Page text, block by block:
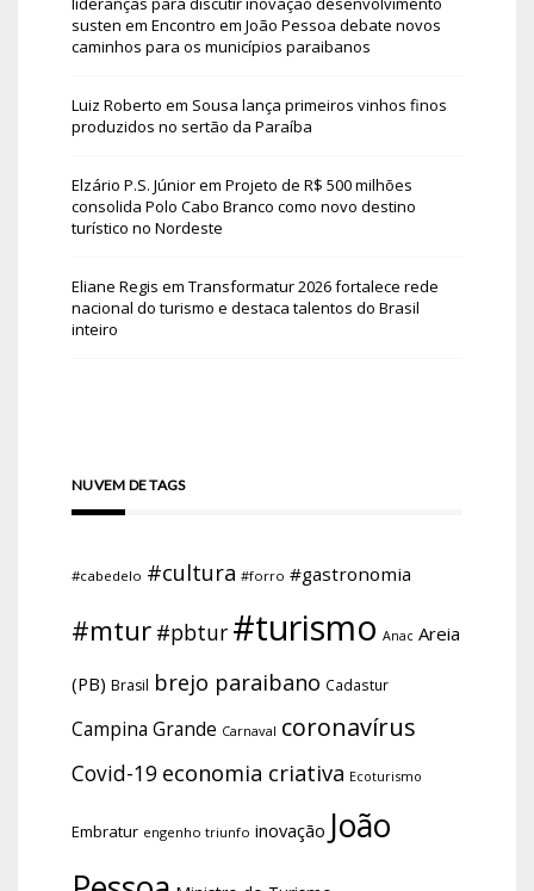
susten em Encontro em João Pessoa debate novos
caminhos para os municípios paraibanos
Luiz Roberto em Sousa lança primeiros vinhos finos
produzidos no sertão da Paraíba
Elzário P.S. Júniorem Projeto de R$ 500 milhões
consolida Polo Cabo Branco como novo destino
turístico no Nordeste
Eliane Regis em Transformatur 2026 fortalece rede
nacional do turismo e destaca talentos do Brasil
inteiro
NUVEM DE TAGS
#cabedelo #cultura #forro #gastronomia
#mtur #pbtur #turismo Anac Areia
(PB) Brasil brejo paraibano Cadastur
Campina Grande Carnaval coronavírus
Covid-19 economia criativa Ecoturismo
Embratur engenho triunfo inovação João